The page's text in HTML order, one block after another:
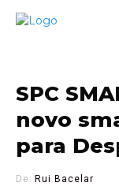
SPC
novo
para
De: Rui Bacelar